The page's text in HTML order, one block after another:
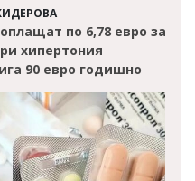
по 6,78 евро за
хипертония
90 евро годишно